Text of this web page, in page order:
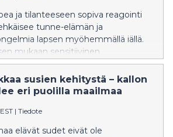
ja tilanteeseen sopiva reagointi
tunne-elämän ja
lapsen myöhemmällä iällä.
mukaan sensitiivinen
etenkin ennenaikaisesti
susien kehitystä – kallon
eri puolilla maailmaa
| Tiedote
elävät sudet eivät ole